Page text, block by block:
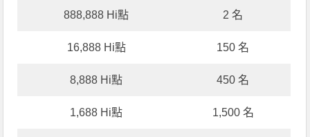
888,888 Hi點 2 名
16,888 Hi點 150 名
8,888 Hi點 450 名
1,688 Hi點 1,500 名